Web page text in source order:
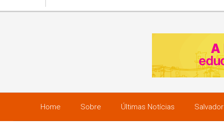
Home Sobre Últimas Notícias Salvador